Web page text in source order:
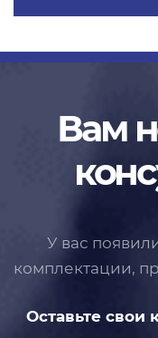
Вам
У вас
комплектации,
Оставьте свои